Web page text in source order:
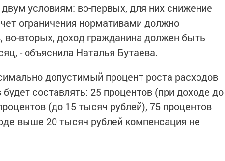
условиям: во-первых, для них снижение
ограничения нормативами должно
во-вторых, доход гражданина должен быть
- объяснила Наталья Бутаева.
допустимый процент роста расходов
составлять: 25 процентов (при доходе до
(до 15 тысяч рублей), 75 процентов
выше 20 тысяч рублей компенсация не